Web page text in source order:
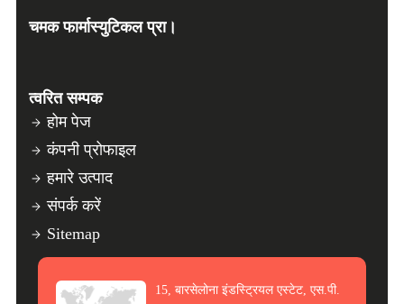
चमक फार्मास्युटिकल प्रा।
त्वरित सम्पक
होम पेज
कंपनी प्रोफाइल
हमारे उत्पाद
संपर्क करें
Sitemap
15, बारसेलोना इंडस्ट्रियल एस्टेट, एस.पी.